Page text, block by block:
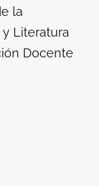
la
Literatura
Docente